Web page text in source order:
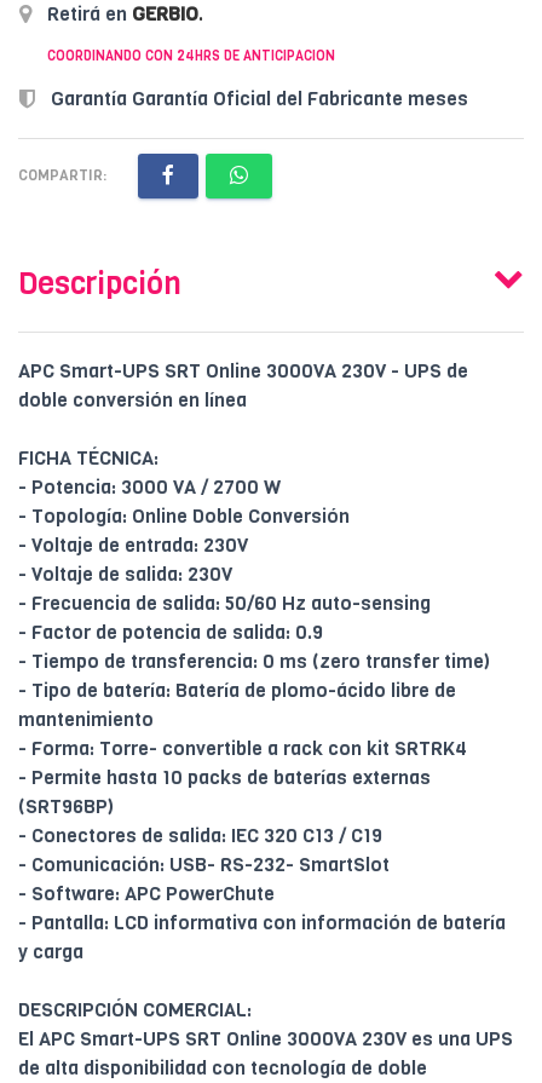
Retirá en GERBIO.
COORDINANDO CON 24HRS DE ANTICIPACION
Garantía Garantía Oficial del Fabricante meses
COMPARTIR:
Descripción
APC Smart-UPS SRT Online 3000VA 230V - UPS de
doble conversión en línea
FICHA TÉCNICA:
- Potencia: 3000 VA / 2700 W
- Topología: Online Doble Conversión
- Voltaje de entrada: 230V
- Voltaje de salida: 230V
- Frecuencia de salida: 50/60 Hz auto-sensing
- Factor de potencia de salida: 0.9
- Tiempo de transferencia: 0 ms (zero transfer time)
- Tipo de batería: Batería de plomo-ácido libre de
mantenimiento
- Forma: Torre- convertible a rack con kit SRTRK4
- Permite hasta 10 packs de baterías externas
(SRT96BP)
- Conectores de salida: IEC 320 C13 / C19
- Comunicación: USB- RS-232- SmartSlot
- Software: APC PowerChute
- Pantalla: LCD informativa con información de batería
y carga
DESCRIPCIÓN COMERCIAL:
El APC Smart-UPS SRT Online 3000VA 230V es una UPS
de alta disponibilidad con tecnología de doble